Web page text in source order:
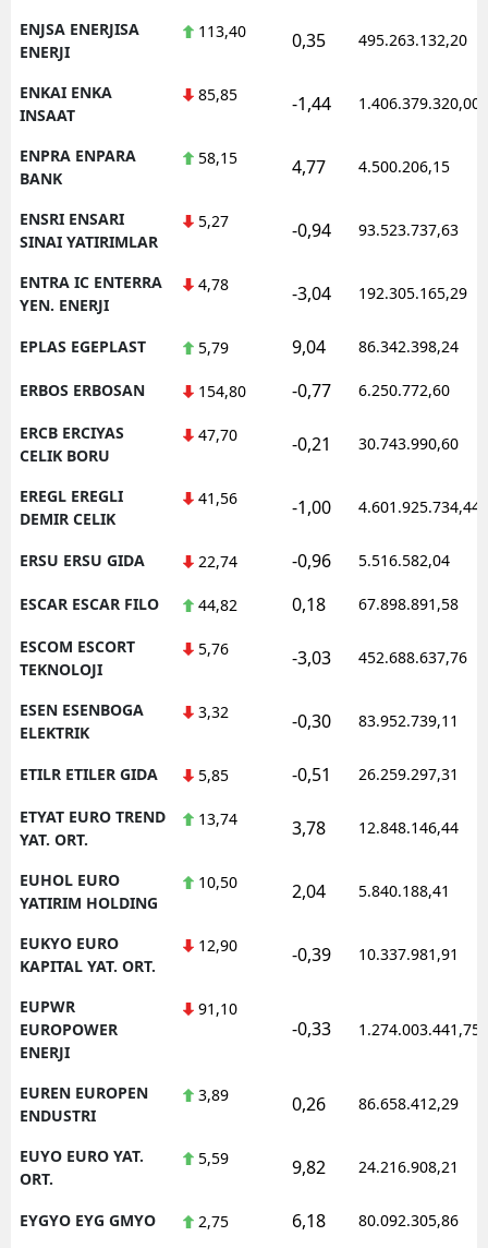
ENJSA ENERJISA
ENERJI
113,40 0,35 495.263.132,20
ENKAI ENKA
INSAAT
85,85 -1,44 1.406.379.320,00
ENPRA ENPARA
BANK
58,15 4,77 4.500.206,15
ENSRI ENSARI
SINAI YATIRIMLAR
5,27 -0,94 93.523.737,63
ENTRA IC ENTERRA
YEN. ENERJI
4,78 -3,04 192.305.165,29
EPLAS EGEPLAST 5,79 9,04 86.342.398,24
ERBOS ERBOSAN 154,80 -0,77 6.250.772,60
ERCB ERCIYAS
CELIK BORU
47,70 -0,21 30.743.990,60
EREGL EREGLI
DEMIR CELIK
41,56 -1,00 4.601.925.734,44
ERSU ERSU GIDA 22,74 -0,96 5.516.582,04
ESCAR ESCAR FILO 44,82 0,18 67.898.891,58
ESCOM ESCORT
TEKNOLOJI
5,76 -3,03 452.688.637,76
ESEN ESENBOGA
ELEKTRIK
3,32 -0,30 83.952.739,11
ETILR ETILER GIDA 5,85 -0,51 26.259.297,31
ETYAT EURO TREND
YAT. ORT.
13,74 3,78 12.848.146,44
EUHOL EURO
YATIRIM HOLDING
10,50 2,04 5.840.188,41
EUKYO EURO
KAPITAL YAT. ORT.
12,90 -0,39 10.337.981,91
EUPWR
EUROPOWER
ENERJI
91,10
-0,33 1.274.003.441,75
EUREN EUROPEN
ENDUSTRI
3,89 0,26 86.658.412,29
EUYO EURO YAT.
ORT.
5,59 9,82 24.216.908,21
EYGYO EYG GMYO 2,75 6,18 80.092.305,86